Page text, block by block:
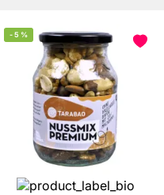
-5 %